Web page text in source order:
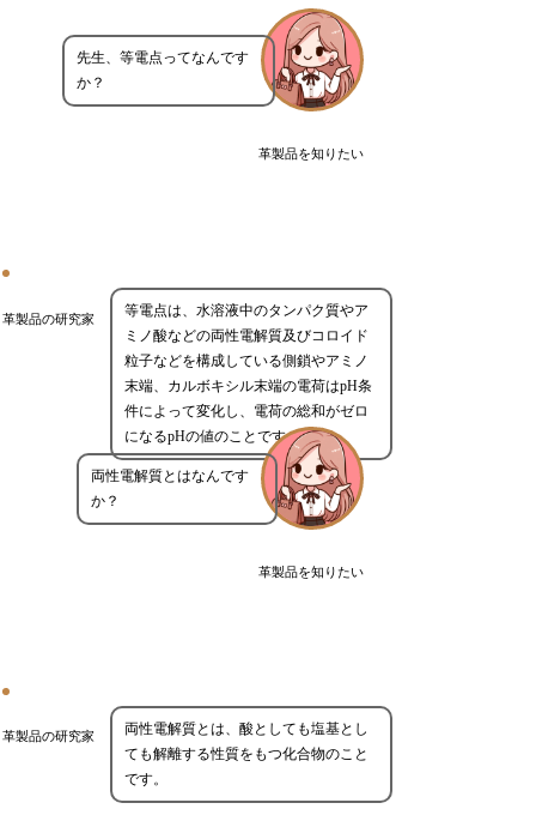
革製品を知りたい
先生、等電点ってなんです
か？
革製品の研究家
等電点は、水溶液中のタンパク質やア
ミノ酸などの両性電解質及びコロイド
粒子などを構成している側鎖やアミノ
末端、カルボキシル末端の電荷はpH条
件によって変化し、電荷の総和がゼロ
になるpHの値のことです。
革製品を知りたい
両性電解質とはなんです
か？
革製品の研究家
両性電解質とは、酸としても塩基とし
ても解離する性質をもつ化合物のこと
です。